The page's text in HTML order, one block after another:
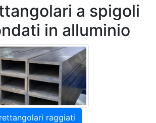
a spigoli
in alluminio
raggiati